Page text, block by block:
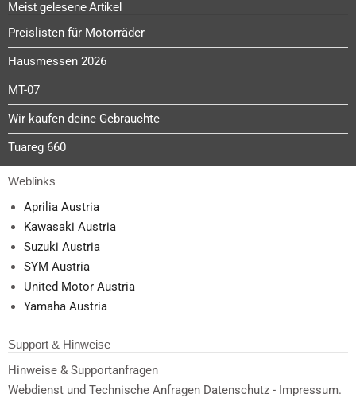
Meist gelesene Artikel
Preislisten für Motorräder
Hausmessen 2026
MT-07
Wir kaufen deine Gebrauchte
Tuareg 660
Weblinks
Aprilia Austria
Kawasaki Austria
Suzuki Austria
SYM Austria
United Motor Austria
Yamaha Austria
Support & Hinweise
Hinweise & Supportanfragen
Webdienst und Technische Anfragen Datenschutz - Impressum.